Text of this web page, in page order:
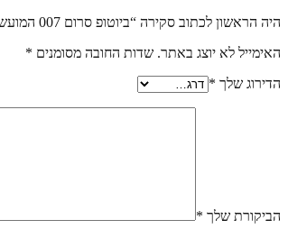
היה הראשון לכתוב סקירה “ביוטופ סרום 007 המועשר בקרטין לשיער יבש או שעבר החלקה 65 מ"ל”
האימייל לא יוצג באתר. שדות החובה מסומנים *
הדירוג שלך *
הביקורת שלך *